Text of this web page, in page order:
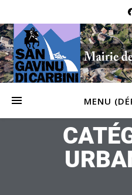
MENU